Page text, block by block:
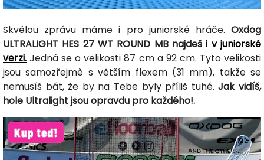
Skvělou zprávu máme i pro juniorské hráče. Oxdog
ULTRALIGHT HES 27 WT ROUND MB najdeši v juniorské
verzi. Jedná se o velikosti 87 cm a 92 cm. Tyto velikosti
jsou samozřejmě s větším flexem (31 mm), takže se
nemusíš bát, že by na Tebe byly příliš tuhé.Jak vidíš,
hole Ultralight jsou opravdu pro každého!.